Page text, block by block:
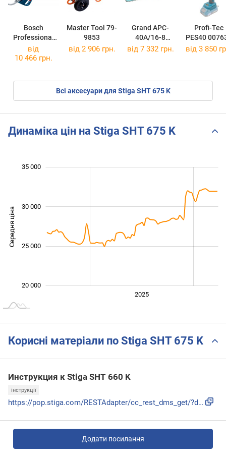
Bosch
Professional
Pro Pruner
(06019K1021)
Master Tool 79-
9853
Grand APC-
40A/16-8
Professional
Profi-Tec
PES40
від
10 466 грн.
від 2 906 грн. від 7 332 грн. від 3 850
Всі аксесуари для Stiga SHT 675 K
Динаміка цін на Stiga SHT 675 K
Середня ціна
20 000
35 000
30 000
25 000
2025
Корисні матеріали по Stiga SHT 675 K
Инструкция к Stiga SHT 660 K
інструкції
https://pop.stiga.com/RESTAdapter/cc_rest_dms_get/?document...
Додати посилання